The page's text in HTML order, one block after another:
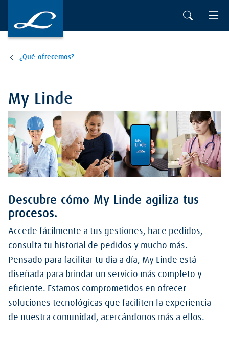
Ir al contenido principal
¿Qué ofrecemos?
My Linde
Descubre cómo My Linde agiliza tus
procesos.
Accede fácilmente a tus gestiones, hace pedidos,
consulta tu historial de pedidos y mucho más.
Pensado para facilitar tu día a día, My Linde está
diseñada para brindar un servicio más completo y
eficiente. Estamos comprometidos en ofrecer
soluciones tecnológicas que faciliten la experiencia
de nuestra comunidad, acercándonos más a ellos.